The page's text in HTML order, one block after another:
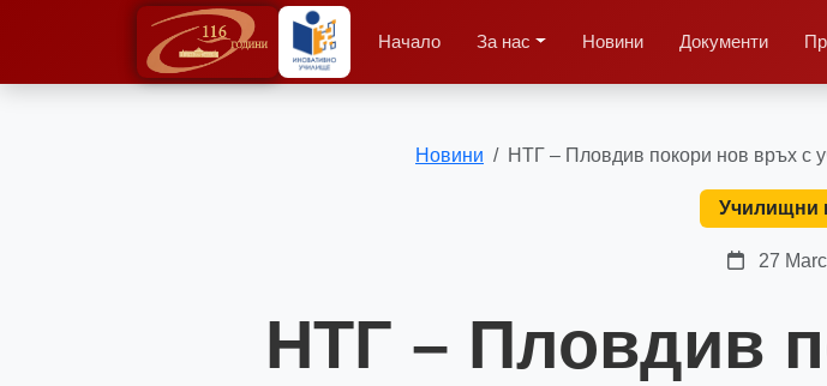
Начало За нас Новини Документи
Новини НТГ – Пловдив покори нов връх с
Училищни
27
НТГ – Пловдив